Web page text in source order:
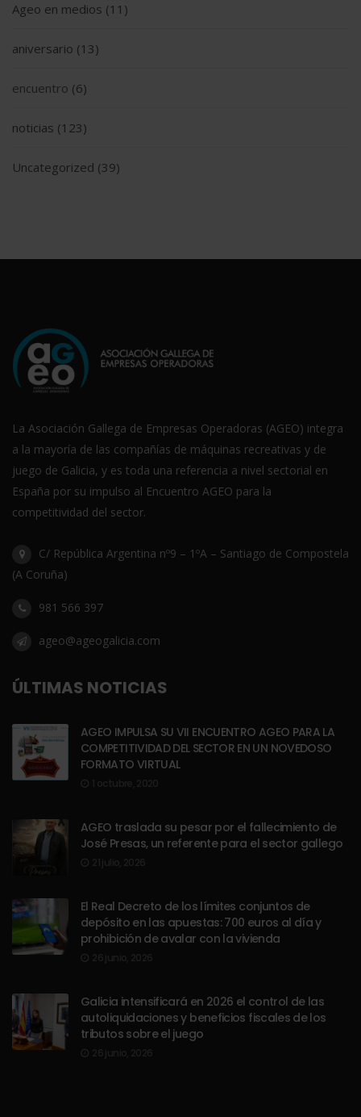
Ageo en medios (11)
aniversario (13)
encuentro (6)
noticias (123)
Uncategorized (39)
La Asociación Gallega de Empresas Operadoras (AGEO) integra
a la mayoría de las compañías de máquinas recreativas y de
juego de Galicia, y es toda una referencia a nivel sectorial en
España por su impulso al Encuentro AGEO para la
competitividad del sector.
C/ República Argentina nº9 – 1ºA – Santiago de Compostela
(A Coruña)
981 566 397
ageo@ageogalicia.com
ÚLTIMAS NOTICIAS
AGEO IMPULSA SU VII ENCUENTRO AGEO PARA LA
COMPETITIVIDAD DEL SECTOR EN UN NOVEDOSO
FORMATO VIRTUAL
AGEO traslada su pesar por el fallecimiento de
José Presas, un referente para el sector gallego
El Real Decreto de los límites conjuntos de
depósito en las apuestas: 700 euros al día y
prohibición de avalar con la vivienda
Galicia intensificará en 2026 el control de las
autoliquidaciones y beneficios fiscales de los
tributos sobre el juego